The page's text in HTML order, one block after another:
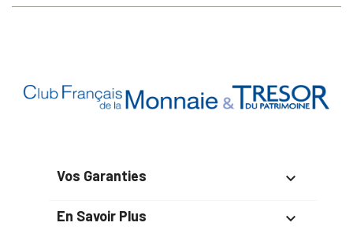
Vos Garanties 
En Savoir Plus 